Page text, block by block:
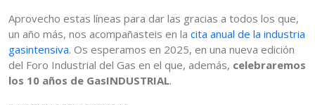
Aprovecho estas líneas para dar las gracias a todos los que,
un año más, nos acompañasteis en la cita anual de la industria
gasintensiva. Os esperamos en 2025, en una nueva edición
del Foro Industrial del Gas en el que, además, celebraremos
los 10 años de GasINDUSTRIAL.